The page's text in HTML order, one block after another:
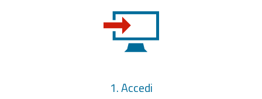
1. Accedi